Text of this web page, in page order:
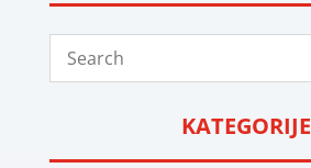
KATEGORIJE